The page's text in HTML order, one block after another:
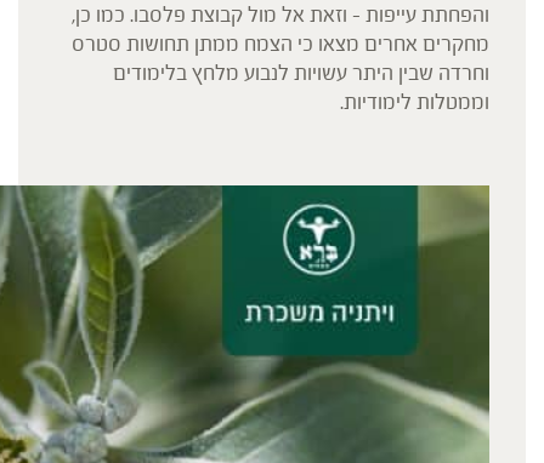
והפחתת עייפות – וזאת אל מול קבוצת פלסבו. כמו כן,
מחקרים אחרים מצאו כי הצמח ממתן תחושות סטרס
וחרדה שבין היתר עשויות לנבוע מלחץ בלימודים
וממטלות לימודיות.